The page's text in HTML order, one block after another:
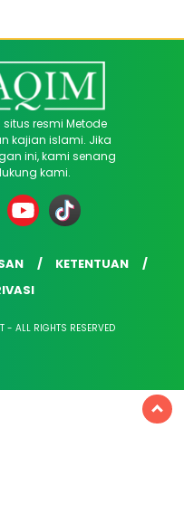
resmi Metode
kajian islami. Jika
ini, kami senang
kami.
KETENTUAN
- ALL RIGHTS RESERVED